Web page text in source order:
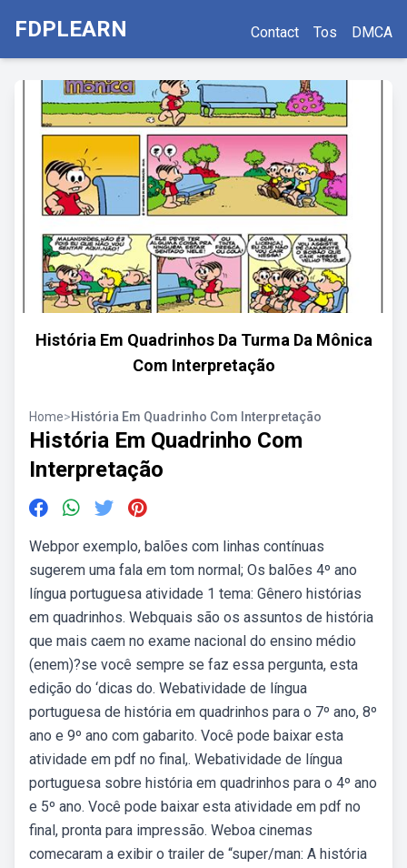
FDPLEARN Contact Tos DMCA
História Em Quadrinhos Da Turma Da Mônica
Com Interpretação
Home>História Em Quadrinho Com Interpretação
História Em Quadrinho Com
Interpretação
Webpor exemplo, balões com linhas contínuas
sugerem uma fala em tom normal; Os balões 4º ano
língua portuguesa atividade 1 tema: Gênero histórias
em quadrinhos. Webquais são os assuntos de história
que mais caem no exame nacional do ensino médio
(enem)?se você sempre se faz essa pergunta, esta
edição do ‘dicas do. Webatividade de língua
portuguesa de história em quadrinhos para o 7º ano, 8º
ano e 9º ano com gabarito. Você pode baixar esta
atividade em pdf no final,. Webatividade de língua
portuguesa sobre história em quadrinhos para o 4º ano
e 5º ano. Você pode baixar esta atividade em pdf no
final, pronta para impressão. Weboa cinemas
comecaram a exibir o trailer de “super/man: A história